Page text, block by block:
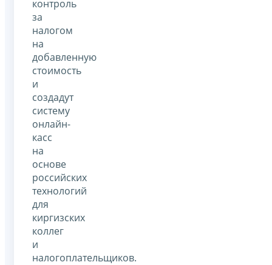
контроль
за
налогом
на
добавленную
стоимость
и
создадут
систему
онлайн-
касс
на
основе
российских
технологий
для
киргизских
коллег
и
налогоплательщиков.